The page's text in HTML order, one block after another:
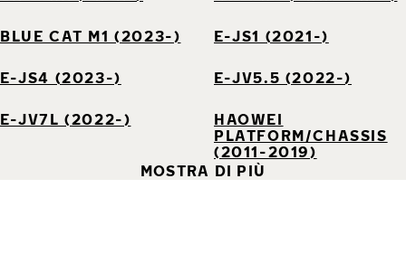
BLUE CAT M1 (2023-) E-JS1 (2021-)
E-JS4 (2023-) E-JV5.5 (2022-)
E-JV7L (2022-)
HAOWEI
PLATFORM/CHASSIS
(2011-2019)
MOSTRA DI PIÙ